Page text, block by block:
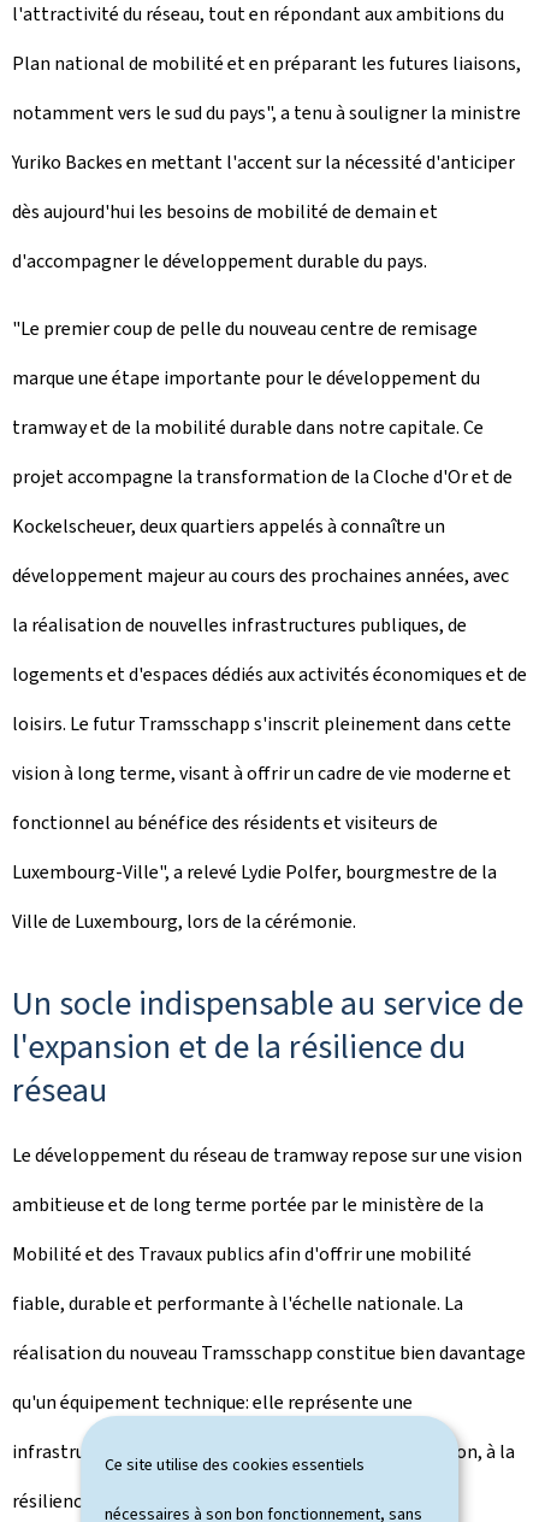
Ce site utilise des cookies essentiels
nécessaires à son bon fonctionnement, sans
l'attractivité du réseau, tout en répondant aux ambitions du
Plan national de mobilité et en préparant les futures liaisons,
notamment vers le sud du pays", a tenu à souligner la ministre
Yuriko Backes en mettant l'accent sur la nécessité d'anticiper
dès aujourd'hui les besoins de mobilité de demain et
d'accompagner le développement durable du pays.
"Le premier coup de pelle du nouveau centre de remisage
marque une étape importante pour le développement du
tramway et de la mobilité durable dans notre capitale. Ce
projet accompagne la transformation de la Cloche d'Or et de
Kockelscheuer, deux quartiers appelés à connaître un
développement majeur au cours des prochaines années, avec
la réalisation de nouvelles infrastructures publiques, de
logements et d'espaces dédiés aux activités économiques et de
loisirs. Le futurTramsschapps'inscrit pleinement dans cette
vision à long terme, visant à offrir un cadre de vie moderne et
fonctionnel au bénéfice des résidents et visiteurs de
Luxembourg-Ville", a relevé Lydie Polfer, bourgmestre de la
Ville de Luxembourg, lors de la cérémonie.
Un socle indispensable au service de
l'expansion et de la résilience du
réseau
Le développement du réseau de tramway repose sur une vision
ambitieuse et de long terme portée par le ministère de la
Mobilité et des Travaux publics afin d'offrir une mobilité
fiable, durable et performante à l'échelle nationale. La
réalisation du nouveau Tramsschappconstitue bien davantage
qu'un équipement technique: elle représente une
infrastructure stratégique indispensable à l'exploitation, à la
résilience et à l'expansion du réseau. Grâce à cet